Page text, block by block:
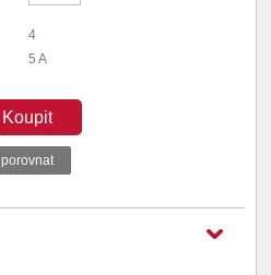
4
5 A
Koupit
porovnat